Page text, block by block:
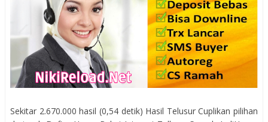
Sekitar 2.670.000 hasil (0,54 detik) Hasil Telusur Cuplikan pilihan